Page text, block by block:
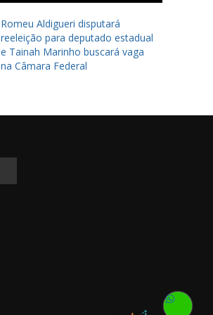
Romeu Aldigueri disputará
reeleição para deputado estadual
e Tainah Marinho buscará vaga
na Câmara Federal